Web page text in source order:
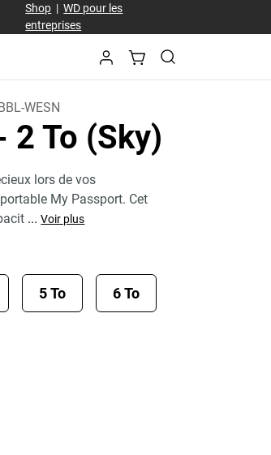
Shop |WD pour les
entreprises
WESN
2 To (Sky)
lors de vos
My Passport. Cet
... Voir plus
5 To 6 To
C$